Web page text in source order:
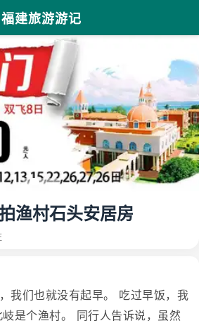
福建旅游游记
渔村石头安居房
我们也就没有起早。 吃过早饭，我
是个渔村。 同行人告诉说，虽然